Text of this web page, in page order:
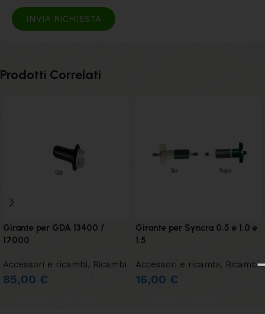
INVIA RICHIESTA
Prodotti Correlati
Girante per GDA 13400 /
17000
Accessori e ricambi, Ricambi
85,00 €
Girante per Syncra 0.5 e 1.0 e
1.5
Accessori e ricambi, Ricambi
16,00 €